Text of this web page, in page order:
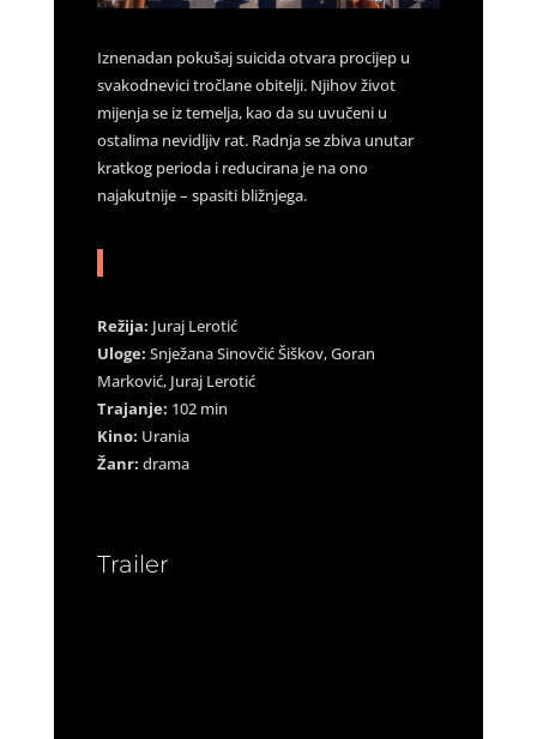
Iznenadan pokušaj suicida otvara procijep u
svakodnevici tročlane obitelji. Njihov život
mijenja se iz temelja, kao da su uvučeni u
ostalima nevidljiv rat. Radnja se zbiva unutar
kratkog perioda i reducirana je na ono
najakutnije – spasiti bližnjega.
Režija: Juraj Lerotić
Uloge: Snježana Sinovčić Šiškov, Goran
Marković, Juraj Lerotić
Trajanje: 102 min
Kino: Urania
Žanr: drama
Trailer